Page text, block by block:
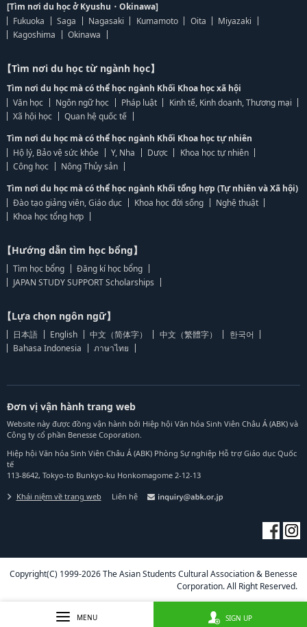
[Tìm nơi du học ở Kyushu・Okinawa]
Fukuoka
Saga Nagasaki Kumamoto Oita
Miyazaki
Kagoshima
Okinawa
【Tìm nơi du học từ ngành học】
Tìm nơi du học mà có thể học ngành Khối Khoa học xã hội
Văn học
Ngôn ngữ học Pháp luật
Kinh tế, Kinh doanh, Thương mại
Xã hội học
Quan hệ quốc tế
Tìm nơi du học mà có thể học ngành Khối Khoa học tự nhiên
Hộ lý, Bảo vệ sức khỏe
Y, Nha Dược
Khoa học tự nhiên
Công học
Nông Thủy sản
Tìm nơi du học mà có thể học ngành Khối tổng hợp (Tự nhiên và Xã hội)
Đào tạo giảng viên, Giáo dục
Khoa học đời sống
Nghệ thuật
Khoa học tổng hợp
【Hướng dẫn tìm học bổng】
Tìm học bổng
Đăng kí học bổng
JAPAN STUDY SUPPORT Scholarships
【Lựa chọn ngôn ngữ】
日本語 English 中文（简体字） 中文（繁體字）
한국어
Bahasa Indonesia
ภาษาไทย
Đơn vị vận hành trang web
Website này được đồng vận hành bởi Hiệp hội Văn hóa Sinh Viên Châu Á (ABK) và
Công ty cổ phần Benesse Coporation.
Hiệp hội Văn hóa Sinh Viên Châu Á (ABK) Phòng Sự nghiệp Hỗ trợ Giáo dục Quốc
tế
113-8642, Tokyo-to Bunkyo-ku Honkomagome 2-12-13
Khái niệm về trang web Liên hệ
Copyright(C) 1999-2026 The Asian Students Cultural Association & Benesse
Corporation. All Right Reserved.
MENU SIGN UP